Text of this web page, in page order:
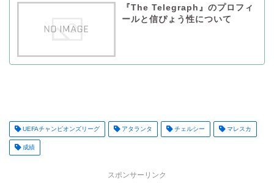
『The Telegraph』のプロフィ
ールと信ぴょう性について
UEFAチャンピオンズリーグ アタランタ チェルシー マレスカ
成績
スポンサーリンク